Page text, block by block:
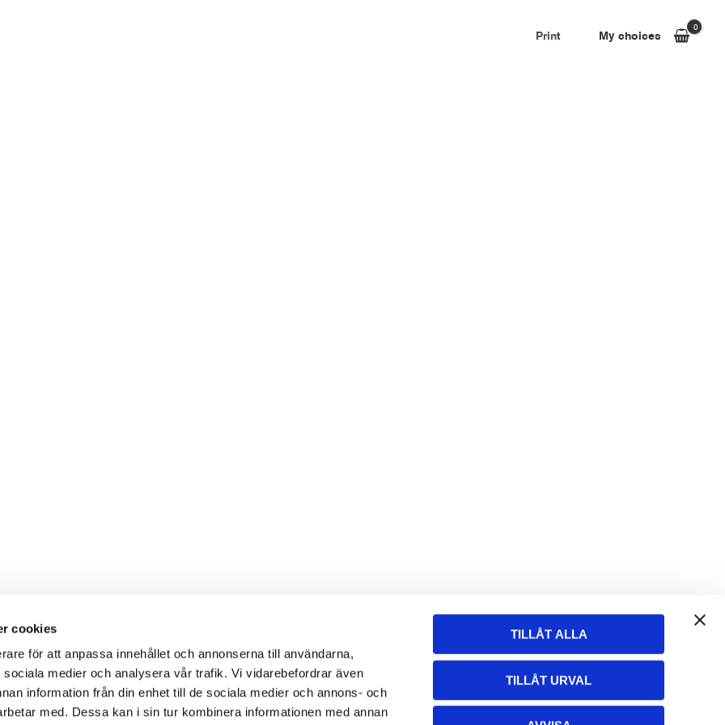
cookies
för att anpassa innehållet och annonserna till användarna,
medier och analysera vår trafik. Vi vidarebefordrar även
information från din enhet till de sociala medier och annons- och
med. Dessa kan i sin tur kombinera informationen med annan
TILLÅT ALLA
TILLÅT URVAL
Print My choices